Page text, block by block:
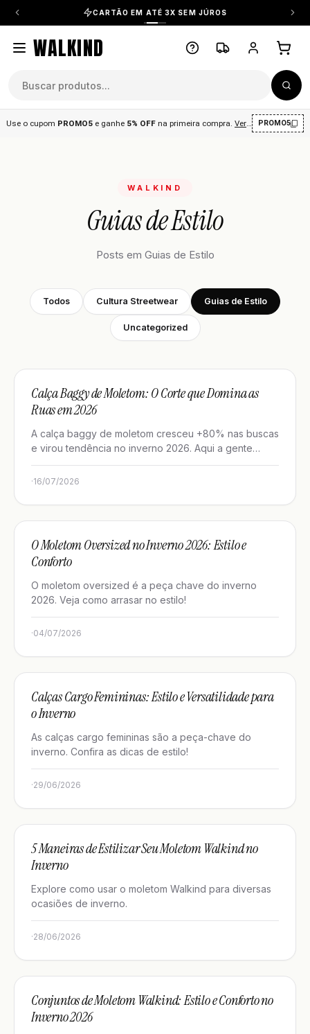
CARTÃO EM ATÉ 3X SEM JÚROS
WALKIND
Use o cupom PROMO5 e ganhe 5% OFF na primeira compra Ver condições .
PROMO5
WALKIND
Guias de Estilo
Posts em Guias de Estilo
Todos Cultura Streetwear Guias de Estilo
Uncategorized
GUIAS DE ESTILO
Calça Baggy de Moletom: O Corte que Domina as
Ruas em 2026
A calça baggy de moletom cresceu +80% nas buscas
e virou tendência no inverno 2026. Aqui a gente
mostra como combinar com…
·16/07/2026
GUIAS DE ESTILO
O Moletom Oversized no Inverno 2026: Estilo e
Conforto
O moletom oversized é a peça chave do inverno
2026. Veja como arrasar no estilo!
·04/07/2026
GUIAS DE ESTILO
Calças Cargo Femininas: Estilo e Versatilidade para
o Inverno
As calças cargo femininas são a peça-chave do
inverno. Confira as dicas de estilo!
·29/06/2026
GUIAS DE ESTILO
5 Maneiras de Estilizar Seu Moletom Walkind no
Inverno
Explore como usar o moletom Walkind para diversas
ocasiões de inverno.
·28/06/2026
GUIAS DE ESTILO
Conjuntos de Moletom Walkind: Estilo e Conforto no
Inverno 2026